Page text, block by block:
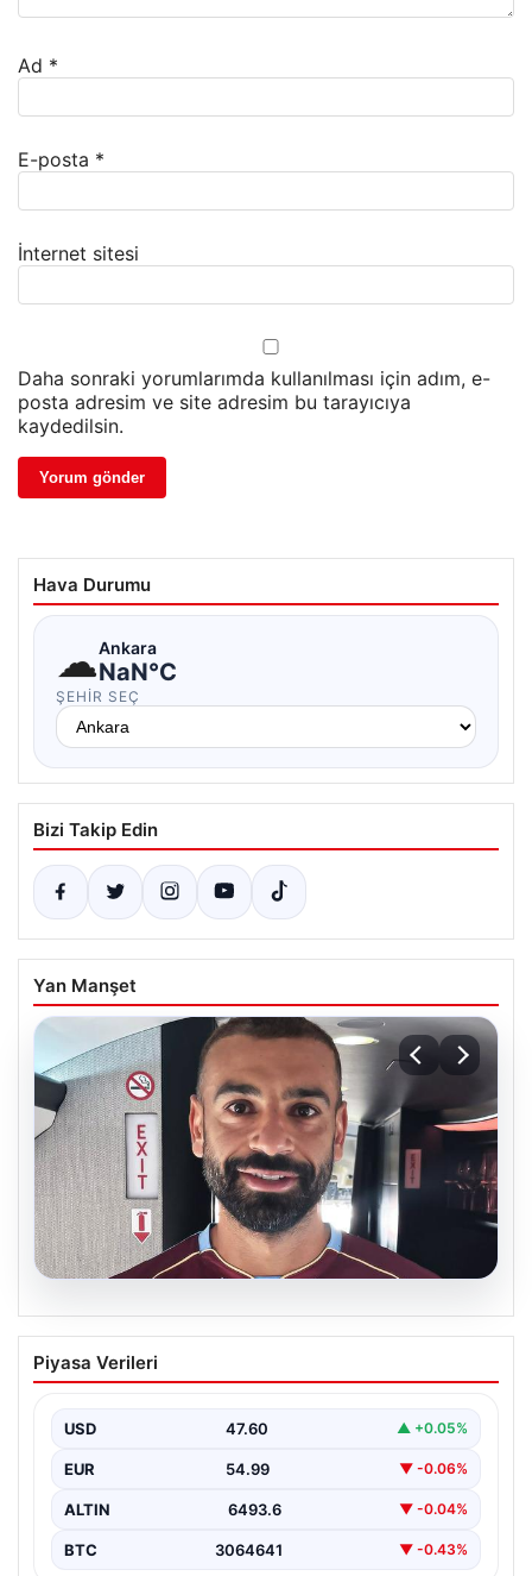
Ad *
E-posta *
İnternet sitesi
Daha sonraki yorumlarımda kullanılması için adım, e-
posta adresim ve site adresim bu tarayıcıya
kaydedilsin.
Hava Durumu
☁Ankara
NaN°C
ŞEHIR SEÇ
Bizi Takip Edin
Yan Manşet
Mohamed Salah daha maça çıkmadan
Victor Osimhen’i solladı!
Piyasa Verileri
USD 47.60 ▲ +0.05%
EUR 54.99 ▼ -0.06%
ALTIN 6493.6 ▼ -0.04%
BTC 3064641 ▼ -0.43%